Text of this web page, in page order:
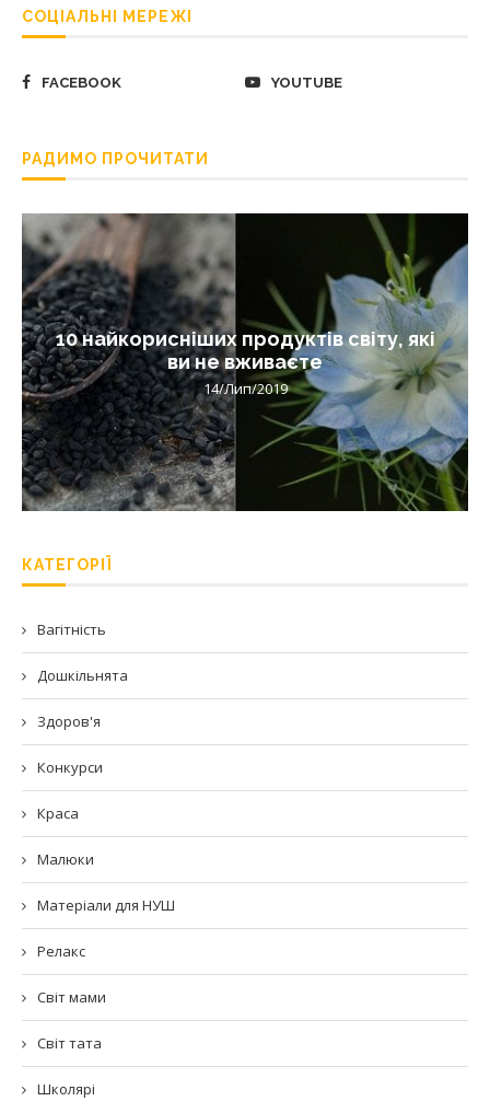
СОЦІАЛЬНІ МЕРЕЖІ
FACEBOOK YOUTUBE
РАДИМО ПРОЧИТАТИ
10 найкорисніших продуктів світу, які
ви не вживаєте
14/Лип/2019
КАТЕГОРІЇ
Вагітність
Дошкільнята
Здоров'я
Конкурси
Краса
Малюки
Матеріали для НУШ
Релакс
Світ мами
Світ тата
Школярі